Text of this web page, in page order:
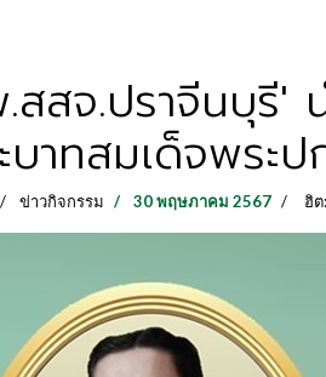
สจ.ปราจีนบุรี'
บาทสมเด็จพระ
ข่าวกิจกรรม 30 พฤษภาคม 2567 ฮิ